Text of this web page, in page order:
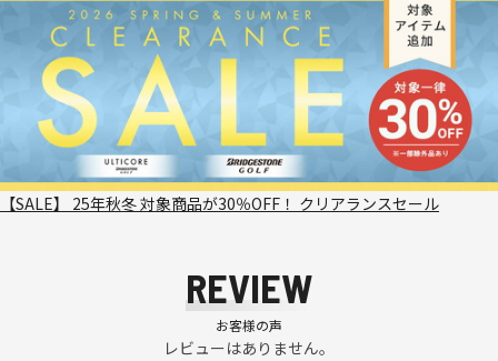
【SALE】 25年秋冬 対象商品が30％OFF！ クリアランスセール
REVIEW
お客様の声
レビューはありません。